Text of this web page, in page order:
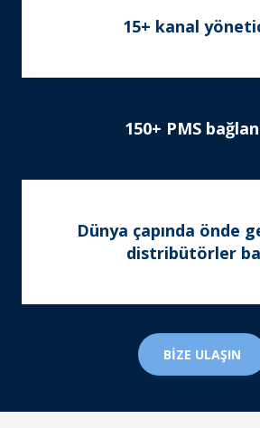
15+ kanal
150+ PMS
Dünya çapında önde
distribütörler
BİZE ULAŞIN